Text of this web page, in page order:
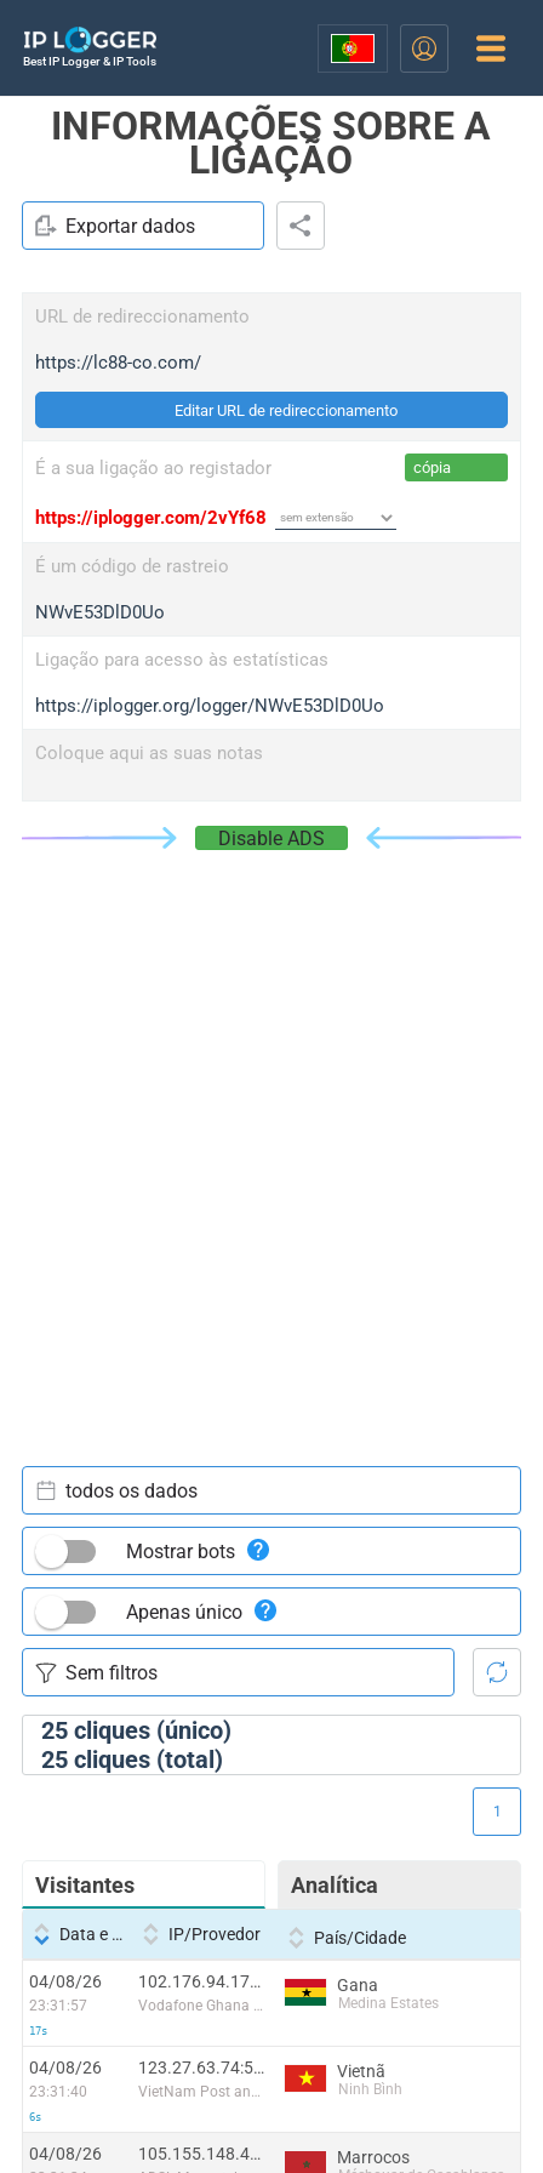
Best IP Logger & IP Tools
INFORMAÇÕES SOBRE A
LIGAÇÃO
Exportar dados
URL de redireccionamento
https://lc88-co.com/
Editar URL de redireccionamento
É a sua ligação ao registador cópia
https://iplogger.com/2vYf68
É um código de rastreio
NWvE53DlD0Uo
Ligação para acesso às estatísticas
https://iplogger.org/logger/NWvE53DlD0Uo
Coloque aqui as suas notas
Disable ADS
25cliques (único)
25cliques (total)
todos os dados
Mostrar bots
Apenas único
Visitantes Analítica
1
Data e hora IP/Provedor País/Cidade
04/08/26
23:31:57
17s
102.176.94.179:2282
Vodafone Ghana MBB
Gana
Medina Estates
04/08/26
23:31:40
6s
123.27.63.74:59797
VietNam Post and Telecom Corporation
Vietnã
Ninh Bình
04/08/26 105.155.148.48:60768 Marrocos